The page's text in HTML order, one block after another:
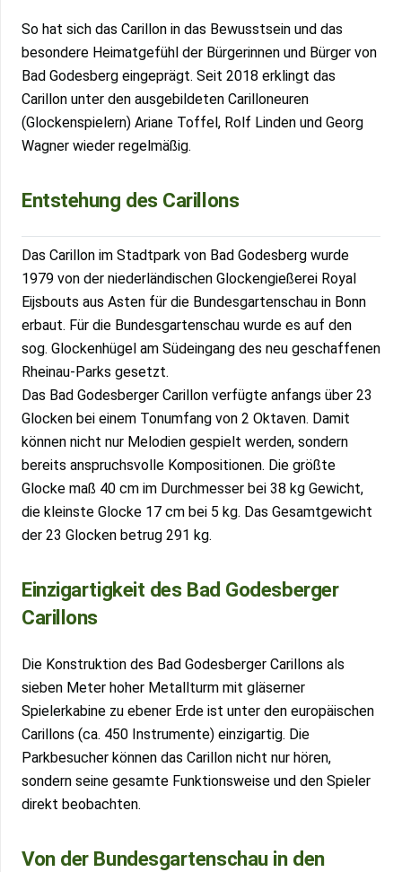
So hat sich das Carillon in das Bewusstsein und das
besondere Heimatgefühl der Bürgerinnen und Bürger von
Bad Godesberg eingeprägt. Seit 2018 erklingt das
Carillon unter den ausgebildeten Carilloneuren
(Glockenspielern) Ariane Toffel, Rolf Linden und Georg
Wagner wieder regelmäßig.
Entstehung des Carillons
Das Carillon im Stadtpark von Bad Godesberg wurde
1979 von der niederländischen Glockengießerei Royal
Eijsbouts aus Asten für die Bundesgartenschau in Bonn
erbaut. Für die Bundesgartenschau wurde es auf den
sog. Glockenhügel am Südeingang des neu geschaffenen
Rheinau-Parks gesetzt.
Das Bad Godesberger Carillon verfügte anfangs über 23
Glocken bei einem Tonumfang von 2 Oktaven. Damit
können nicht nur Melodien gespielt werden, sondern
bereits anspruchsvolle Kompositionen. Die größte
Glocke maß 40 cm im Durchmesser bei 38 kg Gewicht,
die kleinste Glocke 17 cm bei 5 kg. Das Gesamtgewicht
der 23 Glocken betrug 291 kg.
Einzigartigkeit des Bad Godesberger
Carillons
Die Konstruktion des Bad Godesberger Carillons als
sieben Meter hoher Metallturm mit gläserner
Spielerkabine zu ebener Erde ist unter den europäischen
Carillons (ca. 450 Instrumente) einzigartig. Die
Parkbesucher können das Carillon nicht nur hören,
sondern seine gesamte Funktionsweise und den Spieler
direkt beobachten.
Von der Bundesgartenschau in den